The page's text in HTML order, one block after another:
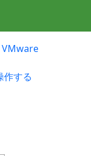
VMware
作する